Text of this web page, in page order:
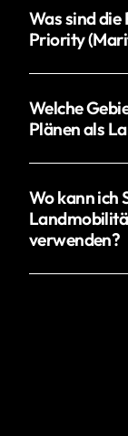
Was sind die
Priority
Welche
Plänen als
Wo kann ich
verwenden?